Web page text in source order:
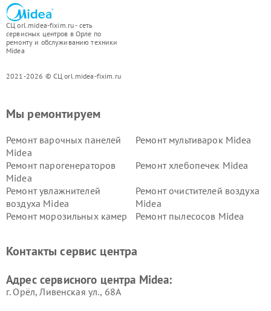
СЦ orl.midea-fixim.ru - сеть
сервисных центров в Орле по
ремонту и обслуживанию техники
Midea
2021-2026 © СЦ orl.midea-fixim.ru
Мы ремонтируем
Ремонт варочных панелей
Midea
Ремонт мультиварок Midea
Ремонт парогенераторов
Midea
Ремонт хлебопечек Midea
Ремонт увлажнителей
воздуха Midea
Ремонт очистителей воздуха
Midea
Ремонт морозильных камер
Ремонт пылесосов Midea
пылесосов Midea
Midea
Контакты сервис центра
Адрес сервисного центра Midea:
г. Орёл, Ливенская ул., 68А